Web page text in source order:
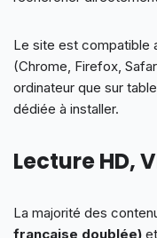
Le site est compatible
(Chrome, Firefox,
ordinateur que sur
dédiée à installer.
Lecture HD,
La majorité des
française doublée)